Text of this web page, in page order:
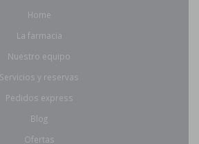
Home
La farmacia
Nuestro equipo
Servicios y reservas
Pedidos express
Blog
Ofertas